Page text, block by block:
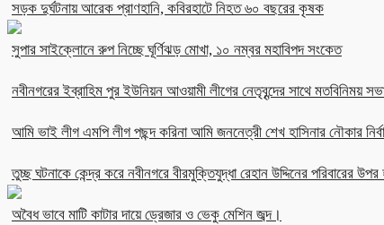
সড়ক দুর্ঘটনায় আরেক প্রাণহানি, কবিরহাটে নিহত ৬০ বছরের কৃষক
সুপার সাইক্লোনে রুপ নিচ্ছে ঘূর্ণিঝড় মোখা, ১০ নম্বর মহাবিপদ সংকেত
নবীনগরের ইব্রাহিম পুর ইউনিয়ন আওয়ামী লীগের নেতৃবৃন্দের সাথে মতবিনিময়
আমি ভাই লীগ এমপি লীগ পছন্দ করিনা আমি জননেত্রী শেখ হাসিনার নৌকার
তুচ্ছ ঘটনাকে কেন্দ্র করে নবীনগরে বীরমুক্তিযুদ্ধা রেহান উদ্দিনের পরিবারের উপর
অবৈধ ভাবে মাটি কাটার দায়ে ড্রেজার ও ভেকু মেশিন জব্দ।